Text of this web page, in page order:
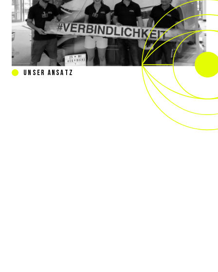
UNSER ANSATZ